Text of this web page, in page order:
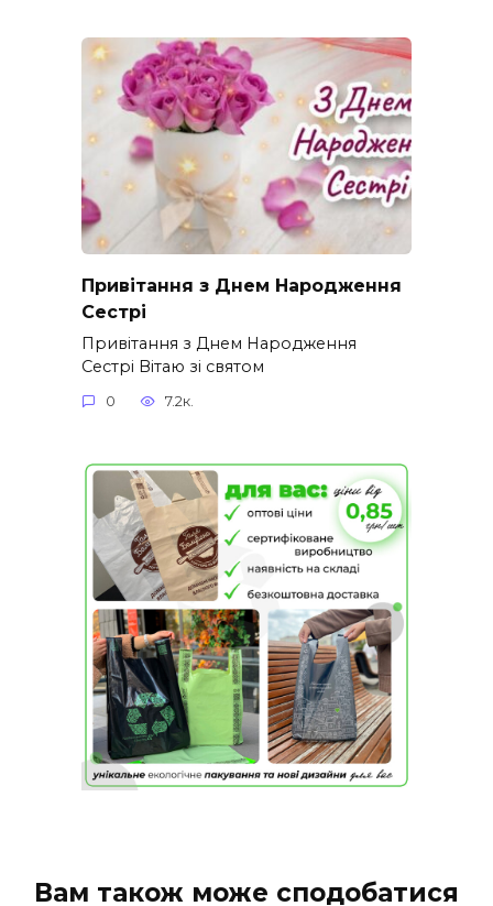
Привітання з Днем Народження
Сестрі
Привітання з Днем Народження
Сестрі Вітаю зі святом
0 7.2к.
Вам також може сподобатися